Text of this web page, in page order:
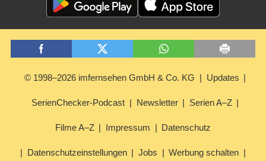
© 1998–2026 imfernsehen GmbH & Co. KG Updates
SerienChecker-Podcast Newsletter Serien A–Z
Filme A–Z Impressum Datenschutz
Datenschutzeinstellungen Jobs Werbung schalten